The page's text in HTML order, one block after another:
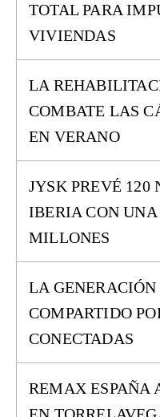
TOTAL PARA
VIVIENDAS
LA
COMBATE LAS
EN VERANO
JYSK PREVÉ 120
IBERIA CON
MILLONES
LA
COMPARTIDO
CONECTADAS
REMAX ESPAÑA